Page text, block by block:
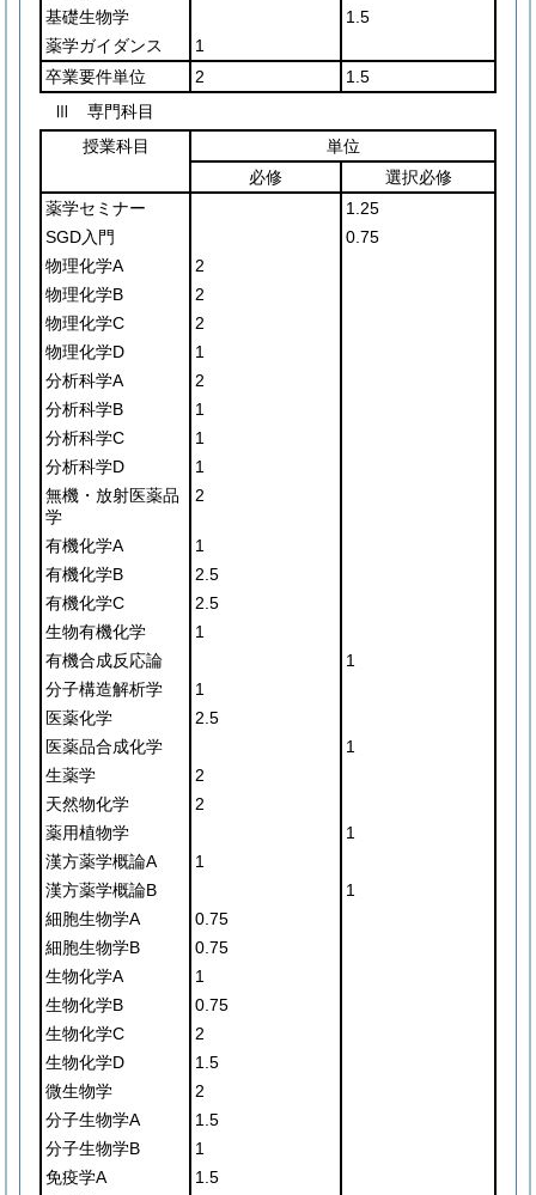
基礎生物学
1.5
薬学ガイダンス
1
卒業要件単位
2
1.5
Ⅲ 専門科目
授業科目
単位
必修
選択必修
薬学セミナー
1.25
SGD入門
0.75
物理化学A
2
物理化学B
2
物理化学C
2
物理化学D
1
分析科学A
2
分析科学B
1
分析科学C
1
分析科学D
1
無機・放射医薬品
学
2
有機化学A
1
有機化学B
2.5
有機化学C
2.5
生物有機化学
1
有機合成反応論
1
分子構造解析学
1
医薬化学
2.5
医薬品合成化学
1
生薬学
2
天然物化学
2
薬用植物学
1
漢方薬学概論A
1
漢方薬学概論B
1
細胞生物学A
0.75
細胞生物学B
0.75
生物化学A
1
生物化学B
0.75
生物化学C
2
生物化学D
1.5
微生物学
2
分子生物学A
1.5
分子生物学B
1
免疫学A
1.5